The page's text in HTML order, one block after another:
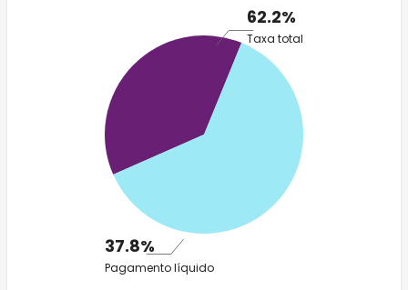
62.2%
Taxa total
37.8%
Pagamento líquido